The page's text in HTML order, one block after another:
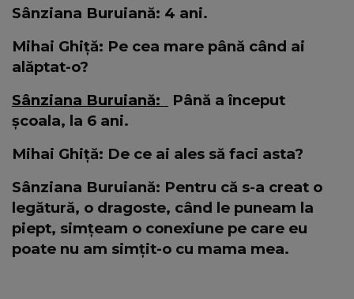
Sânziana Buruiană: 4 ani.
Mihai Ghiță: Pe cea mare până când ai
alăptat-o?
Sânziana Buruiană:
Până a început
școala, la 6 ani.
Mihai Ghiță: De ce ai ales să faci asta?
Sânziana Buruiană: Pentru că s-a creat o
legătură, o dragoste, când le puneam la
piept, simțeam o conexiune pe care eu
poate nu am simțit-o cu mama mea.